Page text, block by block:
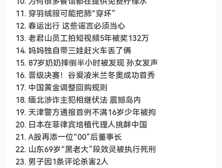
11. 穿羽绒服可能把肺“穿坏”
12. 春运出行 这些谣言必须当心
13. 老君山员工拍短视频5年被奖132万
14. 妈妈独自带三娃赶火车丢了俩
15. 87岁奶奶摔倒半小时被发现 孙女发声
16. 晋级决赛！谷爱凌米兰冬奥成功首秀
17. 中国黄金调整回购规则
18. 缅北涉诈主犯相继伏法 震撼岛内
19. 天津警方通报首例不满16岁少年被拘
20. 日本在菲律宾培植代理人挑衅中国
21. A股再添一位“00”后董事长
22. 山东69岁“黑老大”段效灵被执行死刑
23. 男子因1条评论杀害2人